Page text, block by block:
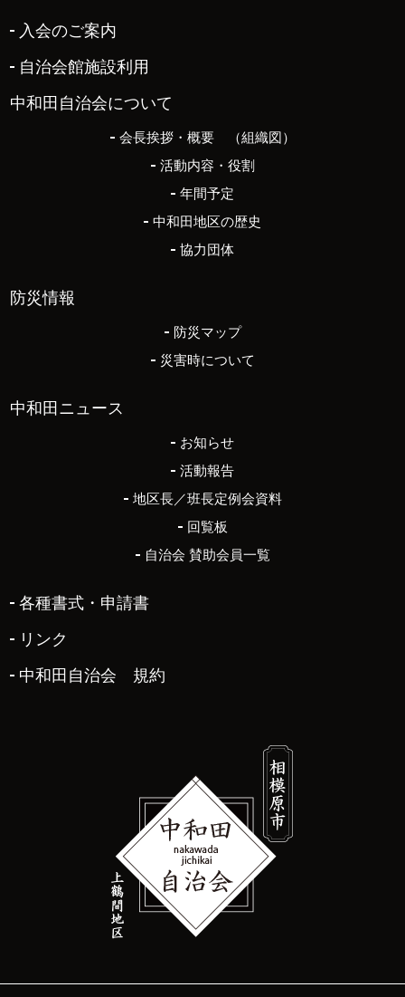
入会のご案内
自治会館施設利用
中和田自治会について
会長挨拶・概要 （組織図）
活動内容・役割
年間予定
中和田地区の歴史
協力団体
防災情報
防災マップ
災害時について
中和田ニュース
お知らせ
活動報告
地区長／班長定例会資料
回覧板
自治会 賛助会員一覧
各種書式・申請書
リンク
中和田自治会 規約